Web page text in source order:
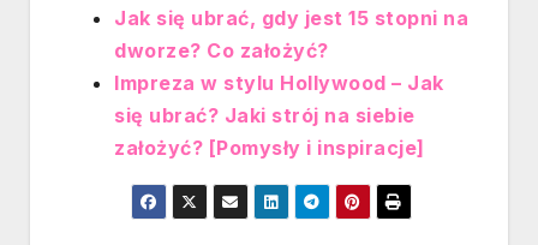
Jak się ubrać, gdy jest 15 stopni na
dworze? Co założyć?
Impreza w stylu Hollywood – Jak
się ubrać? Jaki strój na siebie
założyć? [Pomysły i inspiracje]